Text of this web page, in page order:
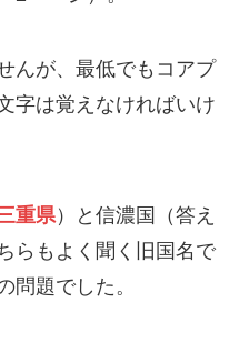
んが、最低でもコアプ
字は覚えなければいけ
重県）と信濃国（答え
らもよく聞く旧国名で
問題でした。